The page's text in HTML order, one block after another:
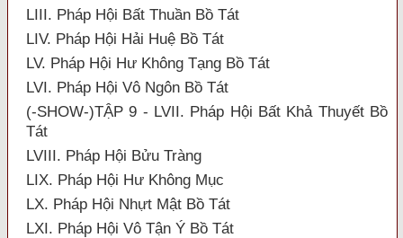
LIII. Pháp Hội Bất Thuần Bồ Tát
LIV. Pháp Hội Hải Huệ Bồ Tát
LV. Pháp Hội Hư Không Tạng Bồ Tát
LVI. Pháp Hội Vô Ngôn Bồ Tát
(-SHOW-)TẬP 9 - LVII. Pháp Hội Bất Khả Thuyết Bồ
Tát
LVIII. Pháp Hội Bửu Tràng
LIX. Pháp Hội Hư Không Mục
LX. Pháp Hội Nhựt Mật Bồ Tát
LXI. Pháp Hội Vô Tận Ý Bồ Tát